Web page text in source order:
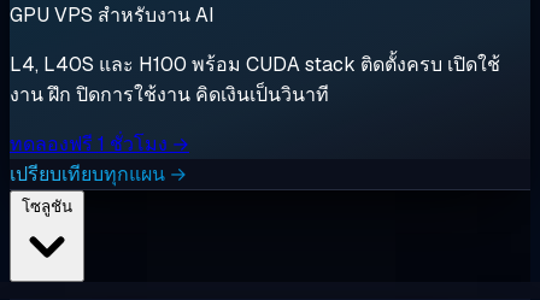
GPU VPS สำหรับงาน AI
L4, L40S และ H100 พร้อม CUDA stack ติดตั้งครบ เปิดใช้
งาน ฝึก ปิดการใช้งาน คิดเงินเป็นวินาที
ทดลองฟรี 1 ชั่วโมง →
เปรียบเทียบทุกแผน →